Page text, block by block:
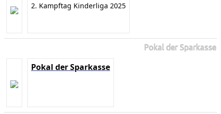
2. Kampftag Kinderliga 2025
Pokal der Sparkasse
Pokal der Sparkasse